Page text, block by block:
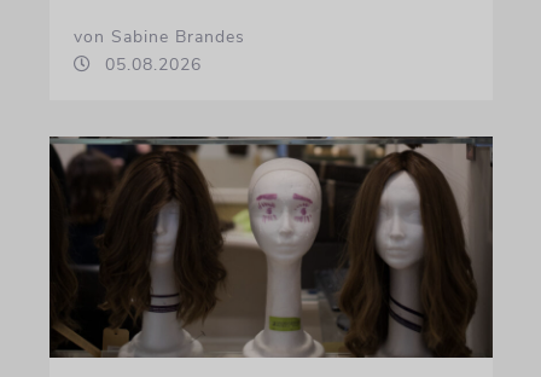
von Sabine Brandes
05.08.2026